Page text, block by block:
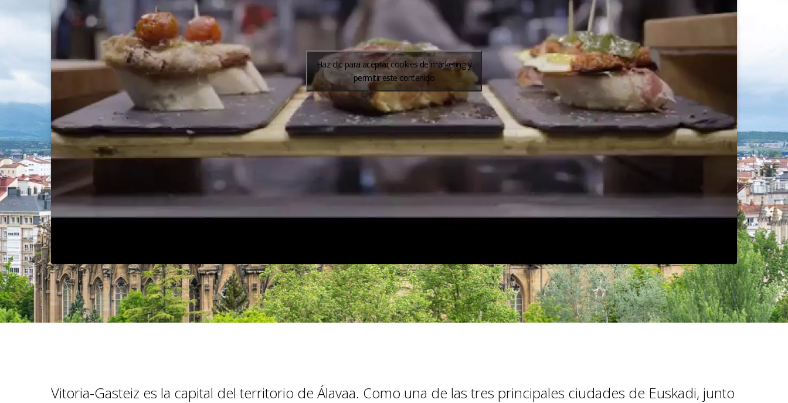
Haz clic para aceptar cookies de marketing y
permitir este contenido
Vitoria-Gasteiz es la capital del territorio de Álavaa. Como una de las tres principales ciudades de Euskadi, junto